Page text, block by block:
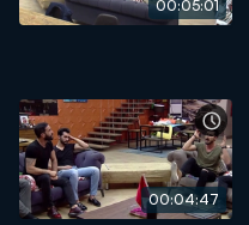
00:05:01
00:04:47